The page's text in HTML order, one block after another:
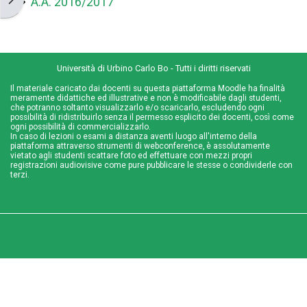
Università di Urbino Carlo Bo - Tutti i diritti riservati
Il materiale caricato dai docenti su questa piattaforma Moodle ha finalità
meramente didattiche ed illustrative e non è modificabile dagli studenti,
che potranno soltanto visualizzarlo e/o scaricarlo, escludendo ogni
possibilità di ridistribuirlo senza il permesso esplicito dei docenti, così come
ogni possibilità di commercializzarlo.
In caso di lezioni o esami a distanza aventi luogo all'interno della
piattaforma attraverso strumenti di webconference, è assolutamente
vietato agli studenti scattare foto ed effettuare con mezzi propri
registrazioni audiovisive come pure pubblicare le stesse o condividerle con
terzi.